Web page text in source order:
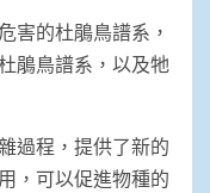
害的杜鵑鳥譜系，
鵑鳥譜系，以及牠
過程，提供了新的
，可以促進物種的